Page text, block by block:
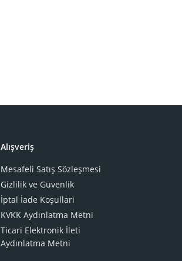
Alışveriş
Mesafeli Satış Sözleşmesi
Gizlilik ve Güvenlik
İptal İade Koşullari
KVKK Aydınlatma Metni
Ticari Elektronik İleti
Aydınlatma Metni